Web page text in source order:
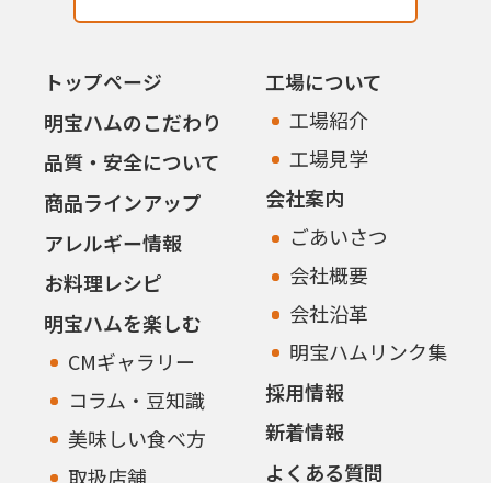
トップページ
明宝ハムのこだわり
品質・安全について
商品ラインアップ
アレルギー情報
お料理レシピ
明宝ハムを楽しむ
CMギャラリー
コラム・豆知識
美味しい食べ方
取扱店舗
工場について
工場紹介
工場見学
会社案内
ごあいさつ
会社概要
会社沿革
明宝ハムリンク集
採用情報
新着情報
よくある質問